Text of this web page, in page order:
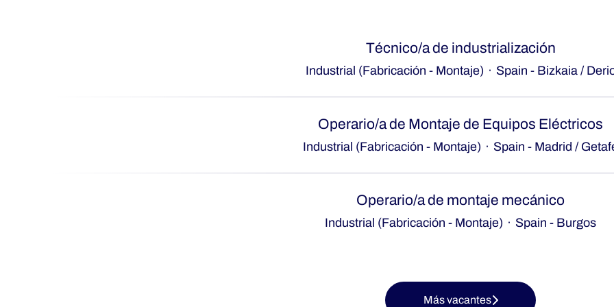
Técnico/a de industrialización
Industrial (Fabricación - Montaje) · Spain - Bizkaia /
Operario/a de Montaje de Equipos Eléctricos
Industrial (Fabricación - Montaje) · Spain - Madrid /
Operario/a de montaje mecánico
Industrial (Fabricación - Montaje) · Spain - Burgos
Más vacantes